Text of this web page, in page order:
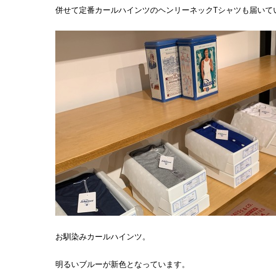
併せて定番カールハインツのヘンリーネックTシャツも届いて
お馴染みカールハインツ。
明るいブルーが新色となっています。